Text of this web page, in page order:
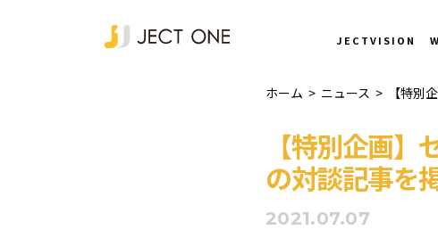
JECTVISION
ホーム > ニュース > 【特別
【特別企画
の対談記事を
2021.07.07